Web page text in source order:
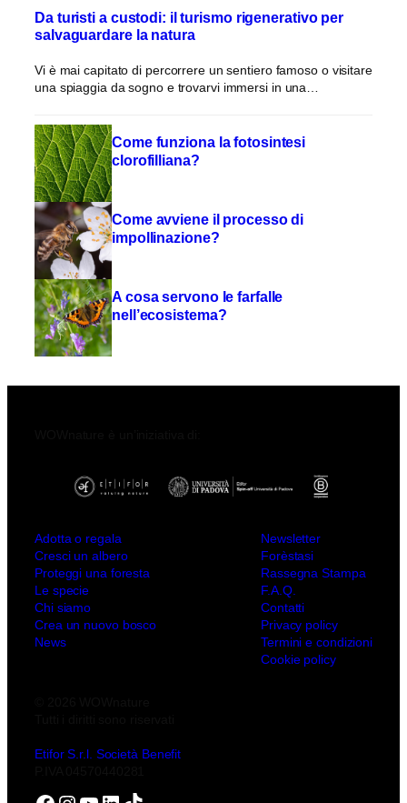
Da turisti a custodi: il turismo rigenerativo per
salvaguardare la natura
Vi è mai capitato di percorrere un sentiero famoso o visitare
una spiaggia da sogno e trovarvi immersi in una…
Come funziona la fotosintesi
clorofilliana?
Come avviene il processo di
impollinazione?
A cosa servono le farfalle
nell’ecosistema?
Adotta o regala
Cresci un albero
Proteggi una foresta
Le specie
Chi siamo
Crea un nuovo bosco
News
Newsletter
Forèstasi
Rassegna Stampa
F.A.Q.
Contatti
Privacy policy
Termini e condizioni
Cookie policy
Etifor S.r.l. Società Benefit